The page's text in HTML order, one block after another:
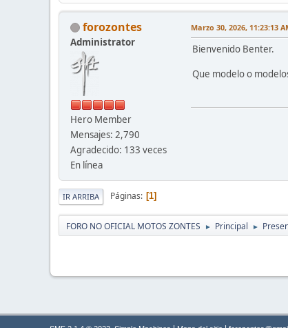
forozontes
Administrator
Hero Member
Mensajes: 2,790
Agradecido: 133 veces
En línea
Marzo 30, 2026, 11:23:13
Bienvenido Benter.
Que modelo o
IR ARRIBA Páginas 1
FORO NO OFICIAL MOTOS ZONTES ► Principal ►